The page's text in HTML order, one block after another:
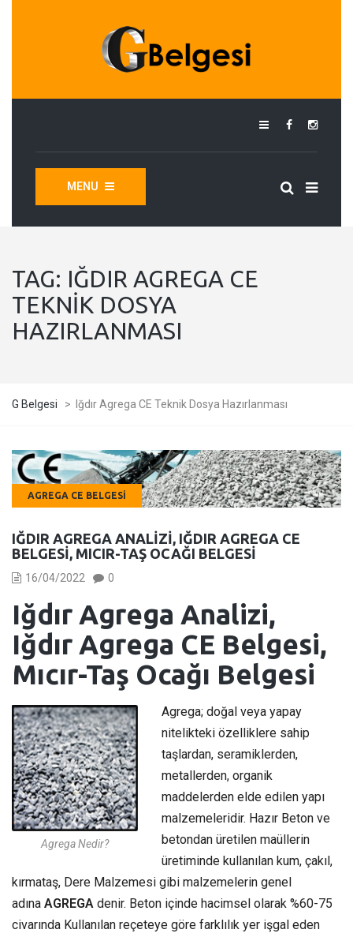
MENU
TAG: IĞDIR AGREGA CE
TEKNIK DOSYA
HAZIRLANMASI
G Belgesi > Iğdır Agrega CE Teknik Dosya Hazırlanması
AGREGA CE BELGESI
IĞDIR AGREGA ANALIZI, IĞDIR AGREGA CE
BELGESI, MICIR-TAŞ OCAĞI BELGESI
16/04/2022 0
Iğdır Agrega Analizi,
Iğdır Agrega CE Belgesi,
Mıcır-Taş Ocağı Belgesi
Agrega Nedir?
Agrega; doğal veya yapay
nitelikteki özelliklere sahip
taşlardan, seramiklerden,
metallerden, organik
maddelerden elde edilen yapı
malzemeleridir. Hazır Beton ve
betondan üretilen maüllerin
üretiminde kullanılan kum, çakıl,
kırmataş, Dere Malzemesi gibi malzemelerin genel
adına AGREGA denir. Beton içinde hacimsel olarak %60-75
civarında Kullanılan reçeteye göre farklılık yer işgal eden